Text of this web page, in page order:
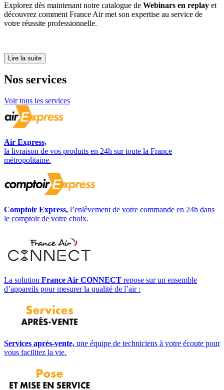
Explorez dès maintenant notre catalogue de Webinars en replay et
découvrez comment France Air met son expertise au service de
votre réussite professionnelle.
Lire la suite
Nos services
Voir tous les services
Air Express,
la livraison de vos produits en 24h sur toute la France
métropolitaine.
Comptoir Express, l’enlèvement de votre commande en 24h dans
le comptoir de votre choix.
La solution France Air CONNECT repose sur un ensemble
d’appareils pour mesurer la qualité de l’air :
Services après-vente, une équipe de techniciens à votre écoute pour
vous facilitez la vie.